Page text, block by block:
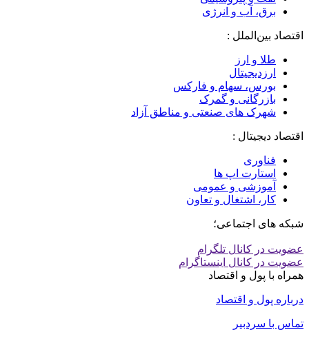
برق، آب و انرژی
اقتصاد بین‌الملل :
طلا و ارز
ارزدیجیتال
بورس، سهام و فارکس
بازرگانی و گمرک
شهرک های صنعتی و مناطق آزاد
اقتصاد دیجیتال :
فناوری
استارت اپ ها
آموزشی و عمومی
کار، اشتغال و تعاون
شبکه های اجتماعی؛
عضویت در کانال تلگرام
عضویت در کانال اینستاگرام
همراه با پول و اقتصاد
درباره پول و اقتصاد
تماس با سردبیر